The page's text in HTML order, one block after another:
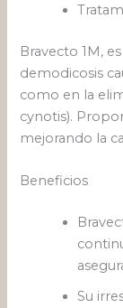
Bravecto 1M,
demodicosis
como en la
cynotis).
mejorando la
Beneficios
Su